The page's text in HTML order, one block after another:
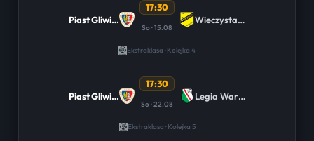
Piast Gliwice
17:30
So · 15.08
Wieczysta Kraków
Ekstraklasa · Kolejka 4
Piast Gliwice
17:30
So · 22.08
Legia Warszawa
Ekstraklasa · Kolejka 5